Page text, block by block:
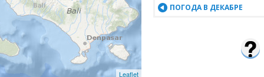
Leaflet
ПОГОДА В ДЕКАБРЕ